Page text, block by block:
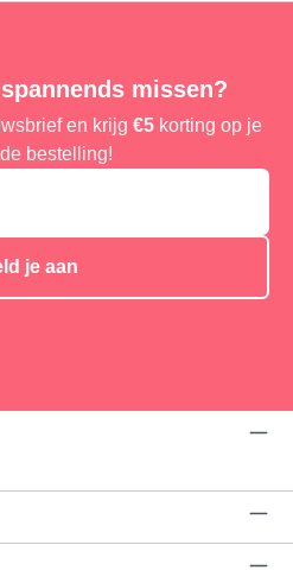
missen?
en krijg €5korting op je
bestelling!
je aan